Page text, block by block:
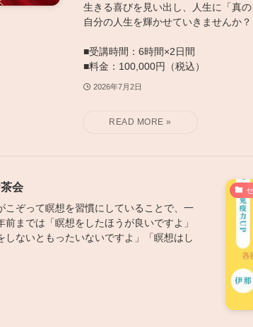
生きる喜びを見い出し、人生に「真
自分の人生を輝かせていきませんか？
■受講時間：6時間×2日間
■料金：100,000円（税込）
2026年7月2日
会
こぞって瞑想を習慣にしていることで、一
までは「瞑想をしたほうが良いですよ」
しないともったいないですよ」「瞑想はし